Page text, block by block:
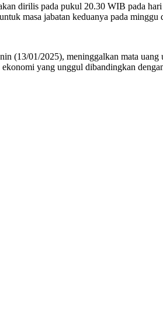
dirilis pada pukul 20.30 WIB pada hari
masa jabatan keduanya pada minggu
(13/01/2025), meninggalkan mata
yang unggul dibandingkan